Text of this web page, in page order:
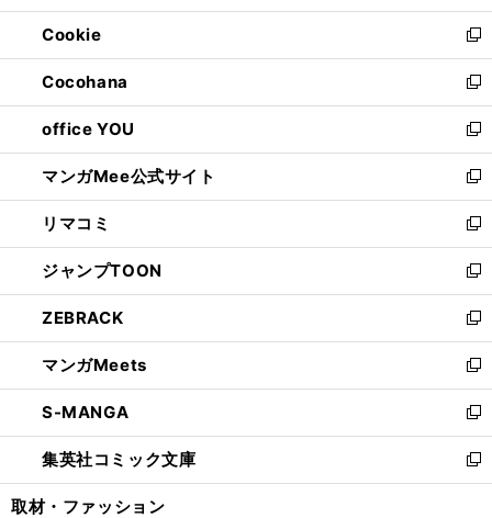
開
く
ウ
で
開
く
ン
ド
ウ
で
開
く
ウ
ィ
ン
ド
ウ
で
開
く
Cookie
新
し
い
ウ
ィ
ン
ド
ウ
で
開
く
Cocohana
新
し
い
ウ
ィ
ン
ド
ウ
で
開
く
office YOU
新
し
い
ウ
ィ
ン
ド
ウ
で
開
く
マンガMee公式サイト
新
し
い
ウ
ィ
ン
ド
ウ
で
開
く
リマコミ
新
し
い
ウ
ィ
ン
ド
ウ
で
開
く
ジャンプTOON
新
し
い
ウ
ィ
ン
ド
ウ
で
開
ZEBRACK
新
し
い
ウ
ィ
ン
ド
ウ
マンガMeets
新
し
い
ウ
ィ
ン
S-MANGA
新
し
い
ウ
集英社コミック文庫
新
し
取材・ファッション